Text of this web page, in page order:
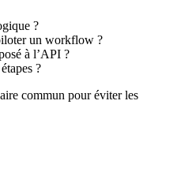
?
un workflow ?
à l’API ?
?
commun pour éviter les